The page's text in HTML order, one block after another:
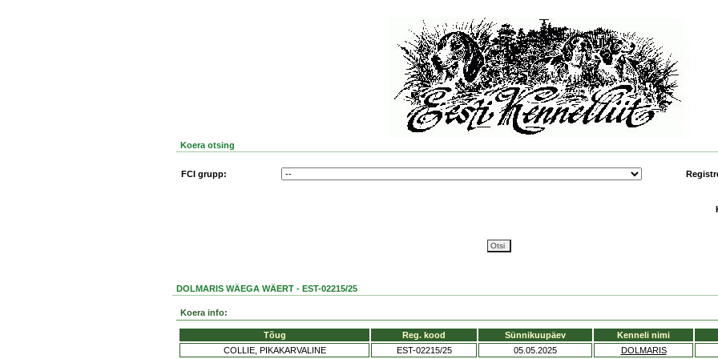
Koera otsing
FCI grupp:
DOLMARIS WÄEGA WÄERT - EST-02215/25
Koera info:
Tõug Reg. kood Sünnikuupäev
Kenneli nimi
COLLIE, PIKAKARVALINE
EST-02215/25 05.05.2025 DOLMARIS